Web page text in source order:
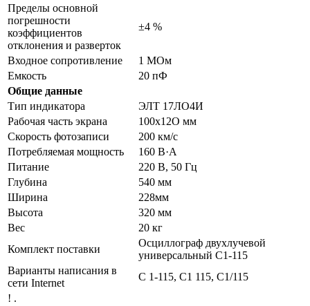
Пределы основной
погрешности
коэффициентов
отклонения и разверток
±4 %
Входное сопротивление
1 МОм
Емкость
20 пФ
Общие данные
Тип индикатора
ЭЛТ 17ЛО4И
Рабочая часть экрана
100х12О мм
Скорость фотозаписи
200 км/с
Потребляемая мощность
160 В·А
Питание
220 В, 50 Гц
Глубина
540 мм
Ширина
228мм
Высота
320 мм
Вес
20 кг
Комплект поставки
Осциллограф двухлучевой
универсальный С1-115
Варианты написания в
сети Internet
С 1-115, С1 115, С1/115
! .